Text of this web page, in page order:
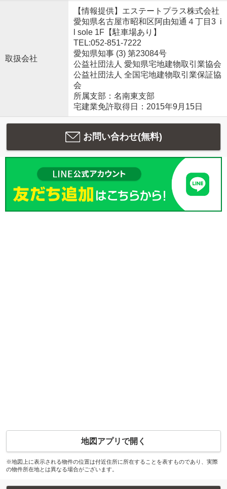
取扱会社
【情報提供】エステートプラス株式会社
愛知県名古屋市昭和区阿由知通４丁目3 i
l sole 1F【駐車場あり】
TEL:052-851-7222
愛知県知事 (3) 第23084号
公益社団法人 愛知県宅地建物取引業協会
公益社団法人 全国宅地建物取引業保証協
会
所属支部：名南東支部
宅建業免許取得日：2015年9月15日
お問い合わせ(無料)
地図アプリで開く
※地図上に表示される物件の位置は付近住所に所在することを表すものであり、実際
の物件所在地とは異なる場合がございます。